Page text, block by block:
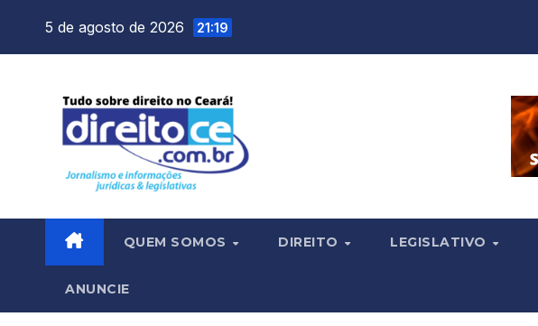
5 de agosto de 2026 21:19
QUEM SOMOS DIREITO LEGISLATIVO
ANUNCIE